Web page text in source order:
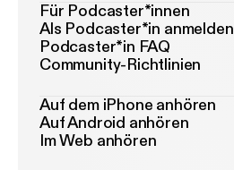
Für Podcaster*innen
Als Podcaster*in anmelden
Podcaster*in FAQ
Community-Richtlinien
Auf dem iPhone anhören
Auf Android anhören
Im Web anhören